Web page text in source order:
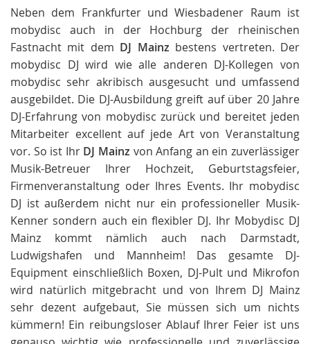
Neben dem Frankfurter und Wiesbadener Raum ist
mobydisc auch in der Hochburg der rheinischen
Fastnacht mit dem DJ Mainz bestens vertreten. Der
mobydisc DJ wird wie alle anderen DJ-Kollegen von
mobydisc sehr akribisch ausgesucht und umfassend
ausgebildet. Die DJ-Ausbildung greift auf über 20 Jahre
DJ-Erfahrung von mobydisc zurück und bereitet jeden
Mitarbeiter excellent auf jede Art von Veranstaltung
vor. So ist Ihr DJ Mainz von Anfang an ein zuverlässiger
Musik-Betreuer Ihrer Hochzeit, Geburtstagsfeier,
Firmenveranstaltung oder Ihres Events. Ihr mobydisc
DJ ist außerdem nicht nur ein professioneller Musik-
Kenner sondern auch ein flexibler DJ. Ihr Mobydisc DJ
Mainz kommt nämlich auch nach Darmstadt,
Ludwigshafen und Mannheim! Das gesamte DJ-
Equipment einschließlich Boxen, DJ-Pult und Mikrofon
wird natürlich mitgebracht und von Ihrem DJ Mainz
sehr dezent aufgebaut, Sie müssen sich um nichts
kümmern! Ein reibungsloser Ablauf Ihrer Feier ist uns